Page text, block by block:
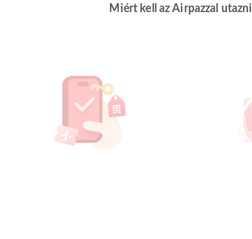
Miért kell az Airpazzal utazni